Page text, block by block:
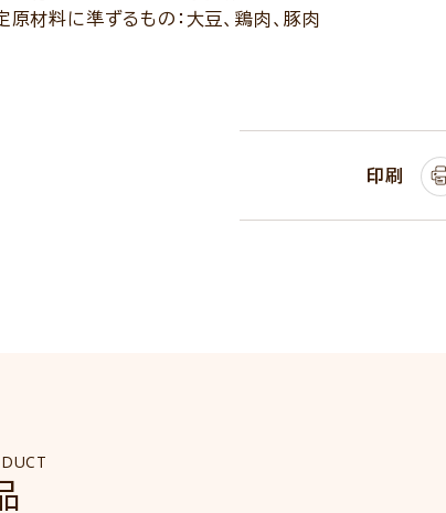
原材料に準ずるもの：大豆、鶏肉、豚肉
印刷